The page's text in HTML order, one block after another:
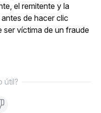
el remitente y la
de hacer clic
ser víctima de un fraude
útil?